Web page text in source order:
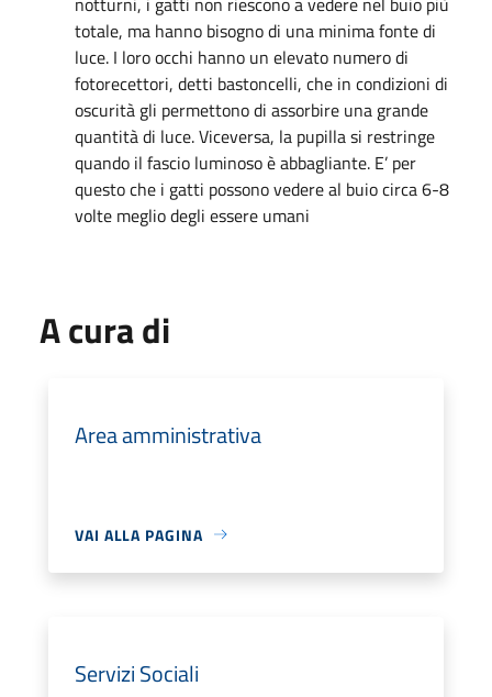
totale, ma hanno bisogno di una minima fonte di
luce. I loro occhi hanno un elevato numero di
fotorecettori, detti bastoncelli, che in condizioni di
oscurità gli permettono di assorbire una grande
quantità di luce. Viceversa, la pupilla si restringe
quando il fascio luminoso è abbagliante. E’ per
questo che i gatti possono vedere al buio circa 6-8
volte meglio degli essere umani
A cura di
Area amministrativa
VAI ALLA PAGINA
Servizi Sociali